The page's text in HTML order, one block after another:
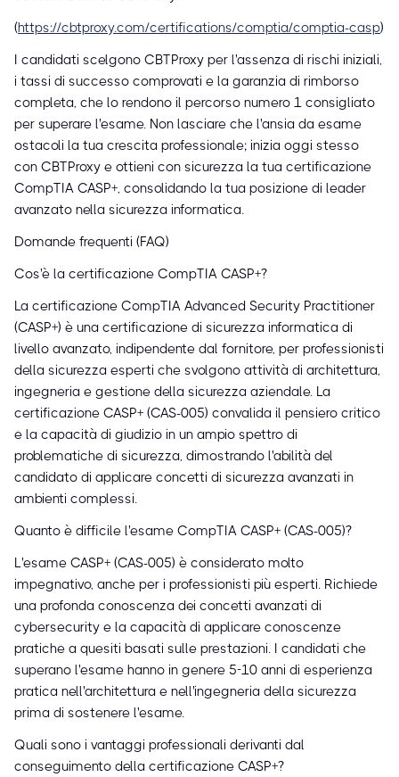
(https://cbtproxy.com/certifications/comptia/comptia-casp)
I candidati scelgono CBTProxy per l'assenza di rischi iniziali,
i tassi di successo comprovati e la garanzia di rimborso
completa, che lo rendono il percorso numero 1 consigliato
per superare l'esame. Non lasciare che l'ansia da esame
ostacoli la tua crescita professionale; inizia oggi stesso
con CBTProxy e ottieni con sicurezza la tua certificazione
CompTIA CASP+, consolidando la tua posizione di leader
avanzato nella sicurezza informatica.
Domande frequenti (FAQ)
Cos'è la certificazione CompTIA CASP+?
La certificazione CompTIA Advanced Security Practitioner
(CASP+) è una certificazione di sicurezza informatica di
livello avanzato, indipendente dal fornitore, per professionisti
della sicurezza esperti che svolgono attività di architettura,
ingegneria e gestione della sicurezza aziendale. La
certificazione CASP+ (CAS-005) convalida il pensiero critico
e la capacità di giudizio in un ampio spettro di
problematiche di sicurezza, dimostrando l'abilità del
candidato di applicare concetti di sicurezza avanzati in
ambienti complessi.
Quanto è difficile l'esame CompTIA CASP+ (CAS-005)?
L'esame CASP+ (CAS-005) è considerato molto
impegnativo, anche per i professionisti più esperti. Richiede
una profonda conoscenza dei concetti avanzati di
cybersecurity e la capacità di applicare conoscenze
pratiche a quesiti basati sulle prestazioni. I candidati che
superano l'esame hanno in genere 5-10 anni di esperienza
pratica nell'architettura e nell'ingegneria della sicurezza
prima di sostenere l'esame.
Quali sono i vantaggi professionali derivanti dal
conseguimento della certificazione CASP+?